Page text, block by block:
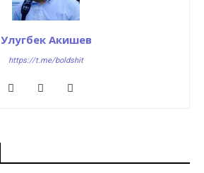
Улугбек Акишев
https://t.me/boldshit